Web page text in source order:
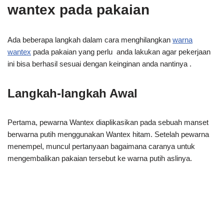
wantex pada pakaian
Ada beberapa langkah dalam cara menghilangkan warna
wantex pada pakaian yang perlu anda lakukan agar pekerjaan
ini bisa berhasil sesuai dengan keinginan anda nantinya .
Langkah-langkah Awal
Pertama, pewarna Wantex diaplikasikan pada sebuah manset
berwarna putih menggunakan Wantex hitam. Setelah pewarna
menempel, muncul pertanyaan bagaimana caranya untuk
mengembalikan pakaian tersebut ke warna putih aslinya.